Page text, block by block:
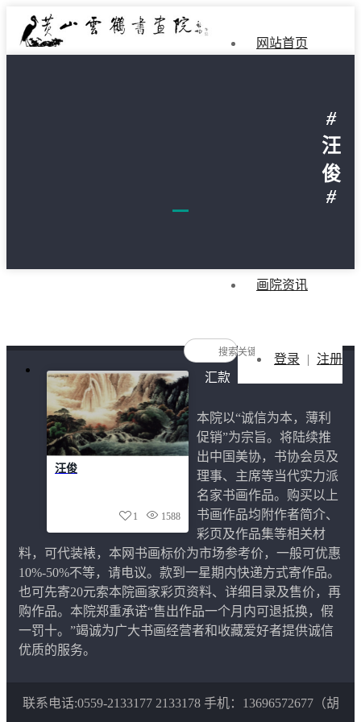
网站首页
画院资讯
登录 | 注册
#
汪
俊
#
汪俊
1588
1
汇款
画院
章程
画院
简介
联系
我们
院长
简介
本院以“诚信为本，薄利
促销”为宗旨。将陆续推
出中国美协，书协会员及
理事、主席等当代实力派
名家书画作品。购买以上
书画作品均附作者简介、
彩页及作品集等相关材
料，可代装裱，本网书画标价为市场参考价，一般可优惠
10%-50%不等，请电议。款到一星期内快递方式寄作品。
也可先寄20元索本院画家彩页资料、详细目录及售价，再
购作品。本院郑重承诺“售出作品一个月内可退抵换，假
一罚十。”竭诚为广大书画经营者和收藏爱好者提供诚信
优质的服务。
联系电话:0559-2133177 2133178 手机：13696572677（胡